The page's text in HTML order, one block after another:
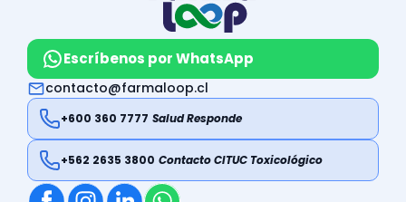
Escríbenos por WhatsApp
contacto@farmaloop.cl
+600 360 7777 Salud Responde
+562 2635 3800 Contacto CITUC Toxicológico